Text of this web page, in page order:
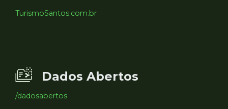
TurismoSantos.com.br
Dados Abertos
/dadosabertos